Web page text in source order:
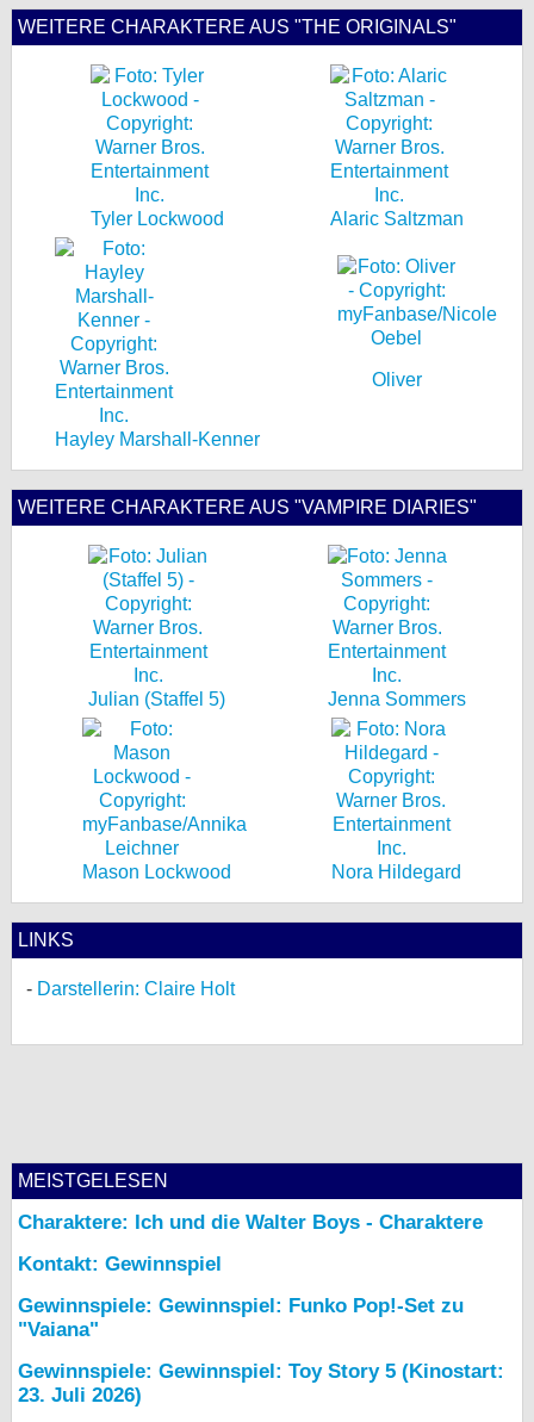
WEITERE CHARAKTERE AUS "THE ORIGINALS"
Tyler Lockwood Alaric Saltzman
Hayley Marshall-Kenner
Oliver
WEITERE CHARAKTERE AUS "VAMPIRE DIARIES"
Julian (Staffel 5) Jenna Sommers
Mason Lockwood Nora Hildegard
LINKS
Darstellerin: Claire Holt
MEISTGELESEN
Charaktere: Ich und die Walter Boys - Charaktere
Kontakt: Gewinnspiel
Gewinnspiele: Gewinnspiel: Funko Pop!-Set zu
"Vaiana"
Gewinnspiele: Gewinnspiel: Toy Story 5 (Kinostart:
23. Juli 2026)